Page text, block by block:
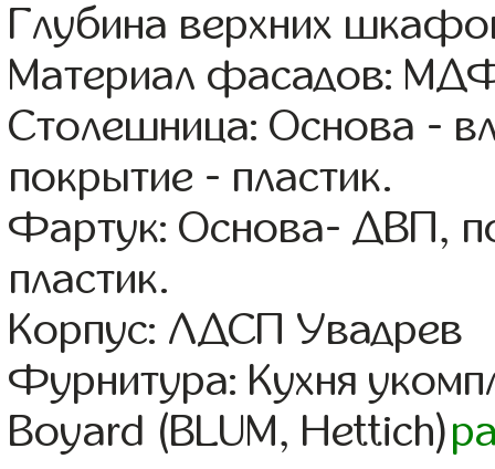
Глубина верхних
Материал фасадов:
Столешница: Основа -
покрытие - пластик.
Фартук: Основа- ДВП,
пластик.
Корпус: ЛДСП Увадрев
Фурнитура: Кухня
Boyard (BLUM, Hettich)